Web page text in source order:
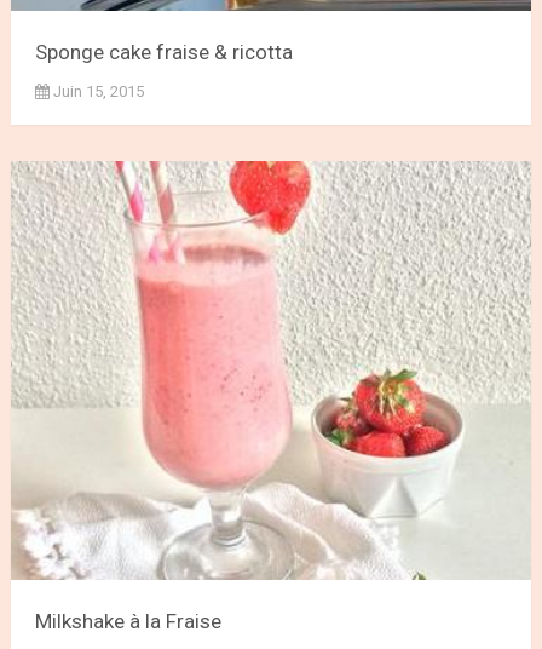
Sponge cake fraise & ricotta
Juin 15, 2015
Milkshake à la Fraise